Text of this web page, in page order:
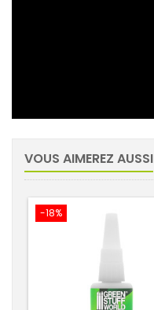
VOUS AIMEREZ AUSSI
-18%